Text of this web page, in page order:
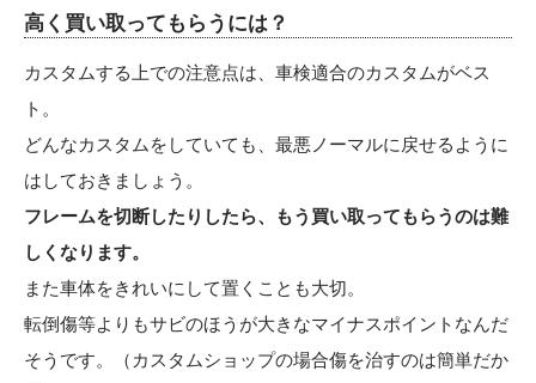
高く買い取ってもらうには？
カスタムする上での注意点は、車検適合のカスタムがベス
ト。
どんなカスタムをしていても、最悪ノーマルに戻せるように
はしておきましょう。
フレームを切断したりしたら、もう買い取ってもらうのは難
しくなります。
また車体をきれいにして置くことも大切。
転倒傷等よりもサビのほうが大きなマイナスポイントなんだ
そうです。（カスタムショップの場合傷を治すのは簡単だか